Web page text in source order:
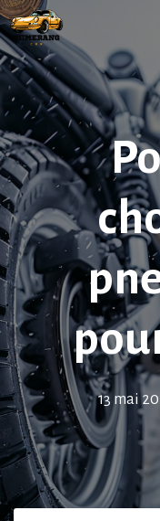
Aller
au
contenu
13 mai